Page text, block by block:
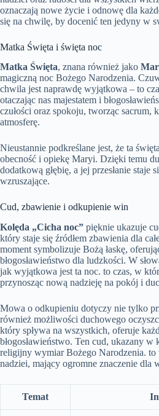
oznaczają nowe życie i odnowę dla
się na chwilę, by docenić ten jedyny w
Matka Święta i święta noc
Matka Święta, znana również jako
magiczną noc Bożego Narodzenia.
chwila jest naprawdę wyjątkowa – to
otaczając nas majestatem i
czułości oraz spokoju, tworząc sacrum,
atmosferę.
Nieustannie podkreślane jest, że ta
obecność i opiekę Maryi. Dzięki temu
dodatkową głębię, a jej przesłanie staje
wzruszające.
Cud, zbawienie i odkupienie win
Kolęda „Cicha noc” pięknie ukazuje
który staje się źródłem zbawienia dla
moment symbolizuje Bożą łaskę,
błogosławieństwo dla ludzkości. W
jak wyjątkowa jest ta noc. to czas, w
przynosząc nową nadzieję na pokój i
Mowa o odkupieniu dotyczy nie tylko
również możliwości duchowego
który spływa na wszystkich, oferuje
błogosławieństwo. Ten cud, ukazany
religijny wymiar Bożego Narodzenia.
nadziei, mający ogromne znaczenie dla
Temat